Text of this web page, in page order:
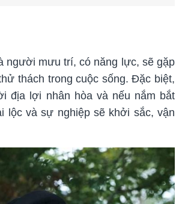
người mưu trí, có năng lực, sẽ gặp
thách trong cuộc sống. Đặc biệt,
địa lợi nhân hòa và nếu nắm bắt
lộc và sự nghiệp sẽ khởi sắc, vận